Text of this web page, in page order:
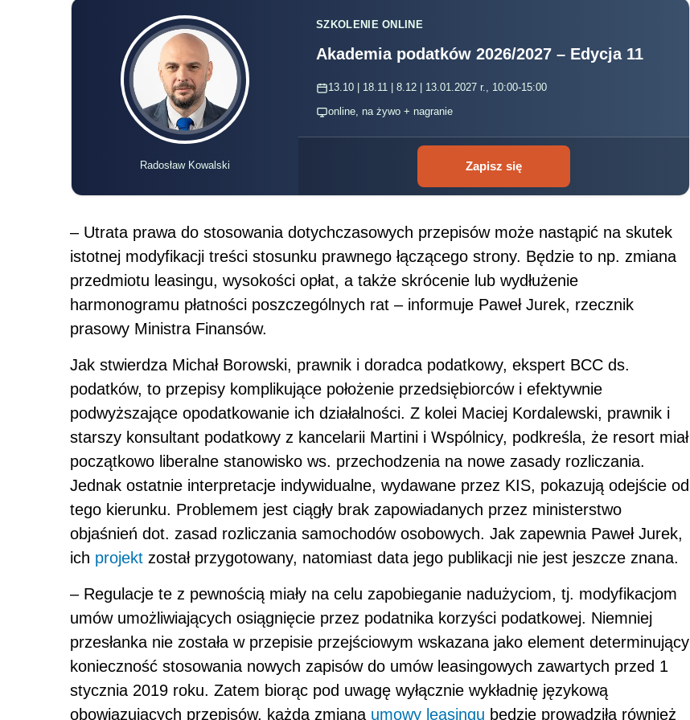
Radosław Kowalski
SZKOLENIE ONLINE
Akademia podatków 2026/2027 – Edycja 11
13.10 | 18.11 | 8.12 | 13.01.2027 r., 10:00-15:00
online, na żywo + nagranie
Zapisz się
– Utrata prawa do stosowania dotychczasowych przepisów może nastąpić na skutek
istotnej modyfikacji treści stosunku prawnego łączącego strony. Będzie to np. zmiana
przedmiotu leasingu, wysokości opłat, a także skrócenie lub wydłużenie
harmonogramu płatności poszczególnych rat – informuje Paweł Jurek, rzecznik
prasowy Ministra Finansów.
Jak stwierdza Michał Borowski, prawnik i doradca podatkowy, ekspert BCC ds.
podatków, to przepisy komplikujące położenie przedsiębiorców i efektywnie
podwyższające opodatkowanie ich działalności. Z kolei Maciej Kordalewski, prawnik i
starszy konsultant podatkowy z kancelarii Martini i Wspólnicy, podkreśla, że resort miał
początkowo liberalne stanowisko ws. przechodzenia na nowe zasady rozliczania.
Jednak ostatnie interpretacje indywidualne, wydawane przez KIS, pokazują odejście od
tego kierunku. Problemem jest ciągły brak zapowiadanych przez ministerstwo
objaśnień dot. zasad rozliczania samochodów osobowych. Jak zapewnia Paweł Jurek,
ich projekt został przygotowany, natomiast data jego publikacji nie jest jeszcze znana.
– Regulacje te z pewnością miały na celu zapobieganie nadużyciom, tj. modyfikacjom
umów umożliwiających osiągnięcie przez podatnika korzyści podatkowej. Niemniej
przesłanka nie została w przepisie przejściowym wskazana jako element determinujący
konieczność stosowania nowych zapisów do umów leasingowych zawartych przed 1
stycznia 2019 roku. Zatem biorąc pod uwagę wyłącznie wykładnię językową
obowiązujących przepisów, każda zmiana umowy leasingu będzie prowadziła również